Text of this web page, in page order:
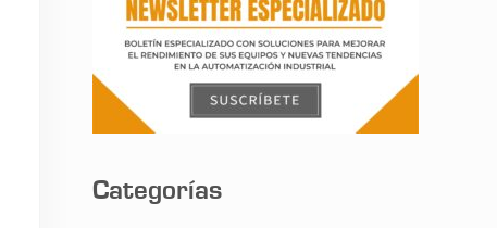
Categorías